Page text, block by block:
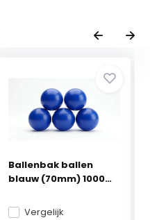
Ballenbak ballen
blauw (70mm) 1000
Vergelijk